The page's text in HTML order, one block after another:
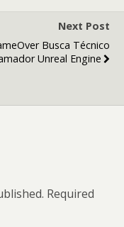
Next Post
Busca Técnico
Unreal Engine
Required